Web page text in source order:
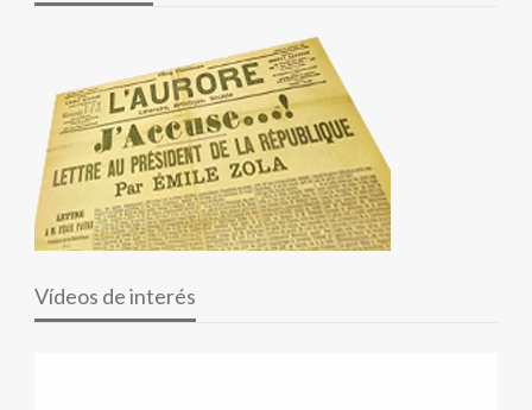
Vídeos de interés